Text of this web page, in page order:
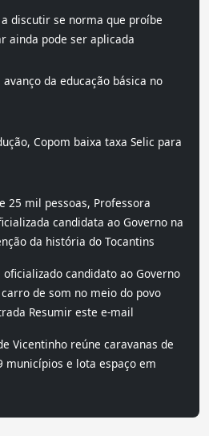
a discutir se norma que proíbe
ainda pode ser aplicada
da educação básica no
Copom baixa taxa Selic para
25 mil pessoas, Professora
candidata ao Governo na
da história do Tocantins
oficializado candidato ao Governo
de som no meio do povo
Resumir este e-mail
Vicentinho reúne caravanas de
municípios e lota espaço em